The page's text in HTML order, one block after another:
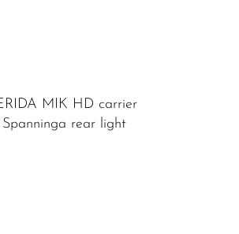
MIK HD carrier
rear light